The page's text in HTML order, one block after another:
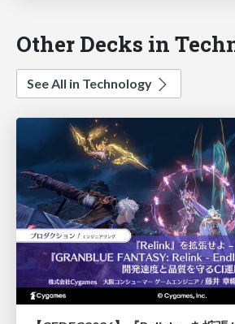
Other Decks in
See All in Technology